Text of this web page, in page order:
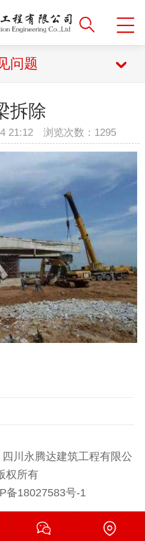
问题
拆除
21:12 浏览次数： 1295
川永腾达建筑工程有限公
权所有
备18027583号-1